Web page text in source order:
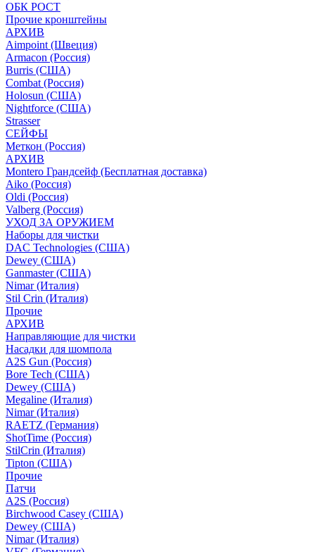
ОБК РОСТ
Прочие кронштейны
АРХИВ
Aimpoint (Швеция)
Armacon (Россия)
Burris (США)
Combat (Россия)
Holosun (США)
Nightforce (США)
Strasser
СЕЙФЫ
Меткон (Россия)
АРХИВ
Montero Грандсейф (Бесплатная доставка)
Aiko (Россия)
Oldi (Россия)
Valberg (Россия)
УХОД ЗА ОРУЖИЕМ
Наборы для чистки
DAC Technologies (США)
Dewey (США)
Ganmaster (США)
Nimar (Италия)
Stil Crin (Италия)
Прочие
АРХИВ
Направляющие для чистки
Насадки для шомпола
A2S Gun (Россия)
Bore Tech (США)
Dewey (США)
Megaline (Италия)
Nimar (Италия)
RAETZ (Германия)
ShotTime (Россия)
StilCrin (Италия)
Tipton (США)
Прочие
Патчи
A2S (Россия)
Birchwood Casey (США)
Dewey (США)
Nimar (Италия)